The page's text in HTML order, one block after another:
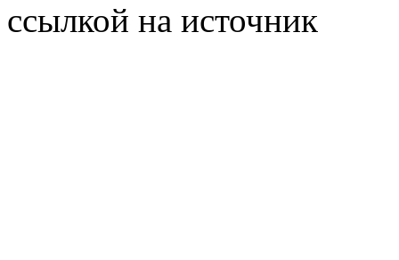
ссылкой на источник